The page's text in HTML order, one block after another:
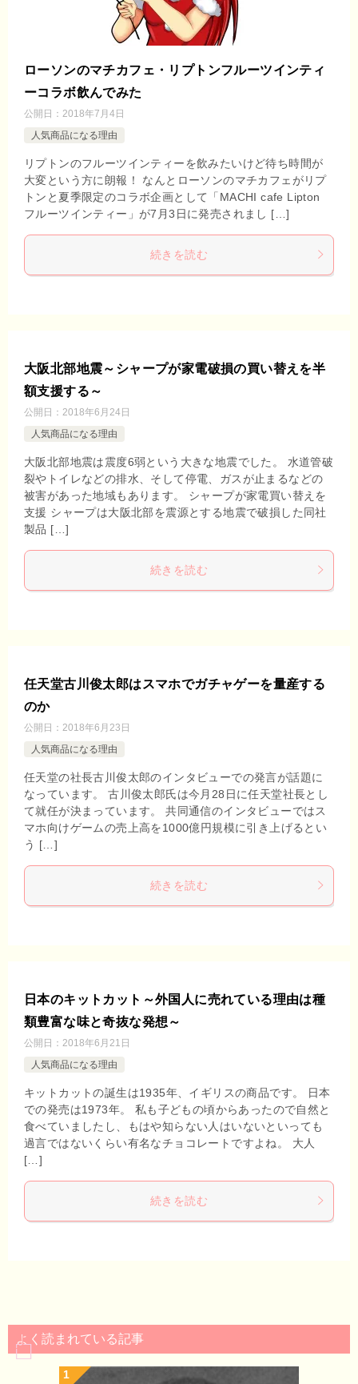
ローソンのマチカフェ・リプトンフルーツインティ
ーコラボ飲んでみた
公開日： 2018年7月4日
人気商品になる理由
リプトンのフルーツインティーを飲みたいけど待ち時間が
大変という方に朗報！ なんとローソンのマチカフェがリプ
トンと夏季限定のコラボ企画として「MACHI cafe Lipton
フルーツインティー」が7月3日に発売されまし […]
続きを読む
大阪北部地震～シャープが家電破損の買い替えを半
額支援する～
公開日： 2018年6月24日
人気商品になる理由
大阪北部地震は震度6弱という大きな地震でした。 水道管破
裂やトイレなどの排水、そして停電、ガスが止まるなどの
被害があった地域もあります。 シャープが家電買い替えを
支援 シャープは大阪北部を震源とする地震で破損した同社
製品 […]
続きを読む
任天堂古川俊太郎はスマホでガチャゲーを量産する
のか
公開日： 2018年6月23日
人気商品になる理由
任天堂の社長古川俊太郎のインタビューでの発言が話題に
なっています。 古川俊太郎氏は今月28日に任天堂社長とし
て就任が決まっています。 共同通信のインタビューではス
マホ向けゲームの売上高を1000億円規模に引き上げるとい
う […]
続きを読む
日本のキットカット～外国人に売れている理由は種
類豊富な味と奇抜な発想～
公開日： 2018年6月21日
人気商品になる理由
キットカットの誕生は1935年、イギリスの商品です。 日本
での発売は1973年。 私も子どもの頃からあったので自然と
食べていましたし、もはや知らない人はいないといっても
過言ではないくらい有名なチョコレートですよね。 大人
[…]
続きを読む
よく読まれている記事